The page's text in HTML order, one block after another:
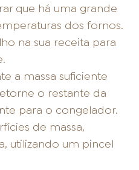
que há uma grande
dos fornos.
na sua receita para
a massa suficiente
o restante da
para o congelador.
de massa,
utilizando um pincel